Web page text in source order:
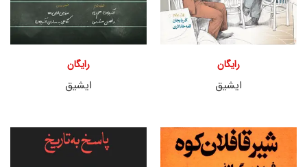
ایشیق
رایگان
ایشیق
رایگان